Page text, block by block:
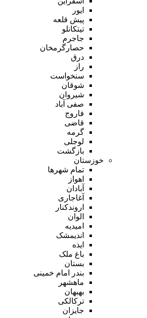
ایور
پیش قلعه
تیتکانلو
جاجرم
حصارگرمخان
درق
راز
سنخواست
شوقان
شیروان
صفی آباد
فاروج
قاضی
گرمه
لوجلی
بازگشت
خوزستان
تمام شهر‌ها
اهواز
آبادان
آغاجاری
اروندکنار
الوان
امیدیه
اندیمشک
ایذه
باغ ملک
بستان
بندر امام خمینی
ماهشهر
بهبهان
ترکالکی
جایزان